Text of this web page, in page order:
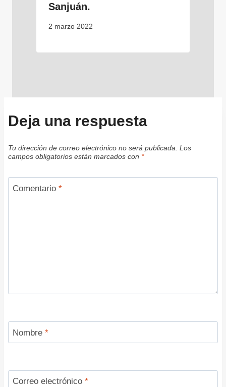
Sanjuán.
2 marzo 2022
Deja una respuesta
Tu dirección de correo electrónico no será publicada. Los
campos obligatorios están marcados con *
Comentario *
Nombre *
Correo electrónico *